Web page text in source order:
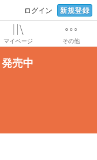
ログイン 新規登録
マイページ その他
売中